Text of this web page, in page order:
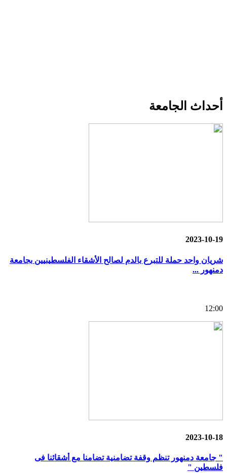
أحداث الجامعة
2023-10-19
شريان واحد حملة للتبرع بالدم لصالح الأشقاء الفلسطينيين بجامعة
دمنهور ...
12:00
2023-10-18
" جامعة دمنهور تنظم وقفة تضامنية تضامنا مع أشقائنا فى
فلسطين "